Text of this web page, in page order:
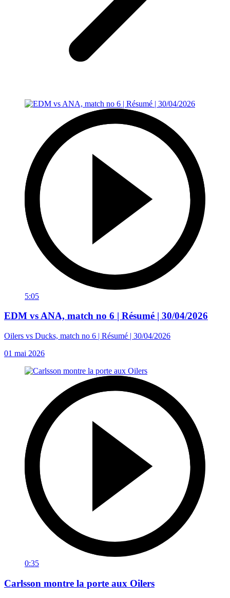
5:05
EDM vs ANA, match no 6 | Résumé | 30/04/2026
Oilers vs Ducks, match no 6 | Résumé | 30/04/2026
01 mai 2026
0:35
Carlsson montre la porte aux Oilers